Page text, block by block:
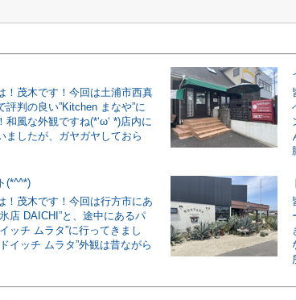
！茂木です！今回は土浦市西真
評判の良い”Kitchen まなや”に
和風な外観ですね(*‘ω‘ *)店内に
ましたが、ガヤガヤしておら
(*^^*)
！茂木です！今回は行方市にあ
店 DAICHI”と、途中にあるパ
ッチ ムラタ”に行ってきまし
イッチ ムラタ”外観は昔ながら